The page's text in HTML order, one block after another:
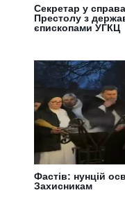
Секретар у
Престолу з
єпископами УГКЦ
Фастів: нунцій
Захисникам